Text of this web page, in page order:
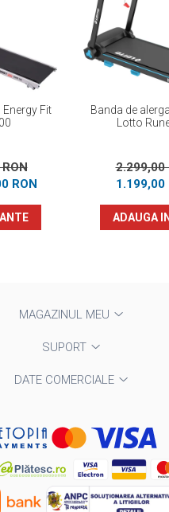
Fit
RON
Banda de
Lotto
2.299,00
1.199,00
ADAUGA
MAGAZINUL MEU
SUPORT
DATE COMERCIALE